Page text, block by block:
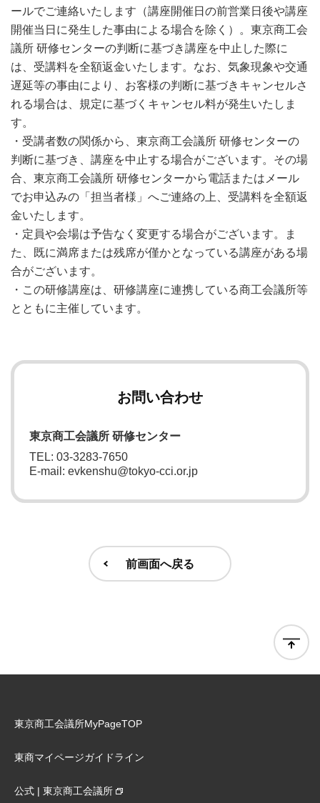
ールでご連絡いたします（講座開催日の前営業日後や講座
開催当日に発生した事由による場合を除く）。東京商工会
議所 研修センターの判断に基づき講座を中止した際に
は、受講料を全額返金いたします。なお、気象現象や交通
遅延等の事由により、お客様の判断に基づきキャンセルさ
れる場合は、規定に基づくキャンセル料が発生いたしま
す。
・受講者数の関係から、東京商工会議所 研修センターの
判断に基づき、講座を中止する場合がございます。その場
合、東京商工会議所 研修センターから電話またはメール
でお申込みの「担当者様」へご連絡の上、受講料を全額返
金いたします。
・定員や会場は予告なく変更する場合がございます。ま
た、既に満席または残席が僅かとなっている講座がある場
合がございます。
・この研修講座は、研修講座に連携している商工会議所等
とともに主催しています。
お問い合わせ
東京商工会議所 研修センター
TEL: 03-3283-7650
E-mail: evkenshu@tokyo-cci.or.jp
前画面へ戻る
東京商工会議所MyPageTOP
東商マイページガイドライン
公式 | 東京商工会議所